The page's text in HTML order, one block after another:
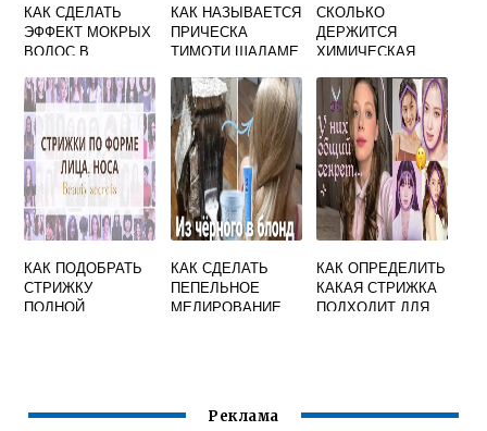
КАК СДЕЛАТЬ
ЭФФЕКТ МОКРЫХ
ВОЛОС В
УСЛОВИЯХ
МУЖЧИНЕ
КАК НАЗЫВАЕТСЯ
ПРИЧЕСКА
ТИМОТИ ШАЛАМЕ
СКОЛЬКО
ДЕРЖИТСЯ
ХИМИЧЕСКАЯ
ВОЛОСАХ У
МУЖЧИН
КАК ПОДОБРАТЬ
СТРИЖКУ
ПОЛНОЙ
КАК СДЕЛАТЬ
ПЕПЕЛЬНОЕ
МЕЛИРОВАНИЕ
КАК ОПРЕДЕЛИТЬ
КАКАЯ СТРИЖКА
ПОДХОДИТ ДЛЯ
Реклама